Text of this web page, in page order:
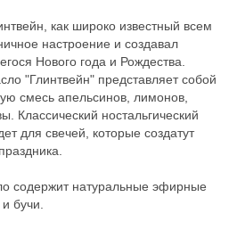
как широко известный всем
настроение и создавал
Нового года и Рождества.
"Глинтвейн" представляет собой
смесь апельсинов, лимонов,
Классический ностальгический
для свечей, которые создатут
содержит натуральные эфирные
бучи.